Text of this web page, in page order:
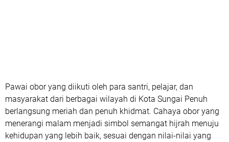
Pawai obor yang diikuti oleh para santri, pelajar, dan
masyarakat dari berbagai wilayah di Kota Sungai Penuh
berlangsung meriah dan penuh khidmat. Cahaya obor yang
menerangi malam menjadi simbol semangat hijrah menuju
kehidupan yang lebih baik, sesuai dengan nilai-nilai yang